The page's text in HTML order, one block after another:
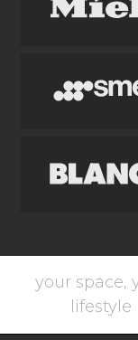
your space,
lifestyle